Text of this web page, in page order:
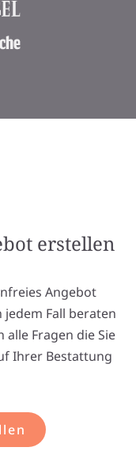
erstellen
Angebot
Fall beraten
Fragen die Sie
Ihrer Bestattung